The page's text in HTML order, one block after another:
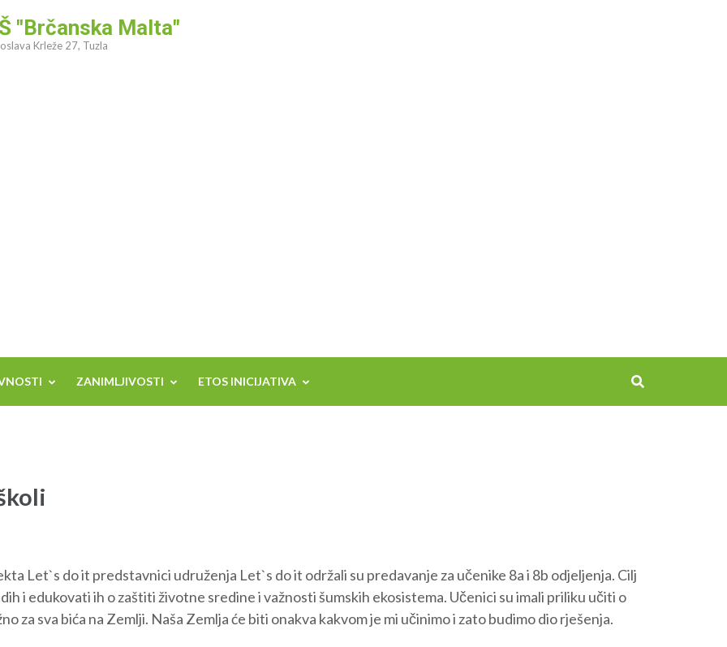
"Brčanska Malta"
Krleže 27, Tuzla
ZANIMLJIVOSTI ETOS INICIJATIVA
Let`s do it predstavnici udruženja Let`s do it održali su predavanje za učenike 8a i 8b odjeljenja. Cilj
i edukovati ih o zaštiti životne sredine i važnosti šumskih ekosistema. Učenici su imali priliku učiti o
za sva bića na Zemlji. Naša Zemlja će biti onakva kakvom je mi učinimo i zato budimo dio rješenja.